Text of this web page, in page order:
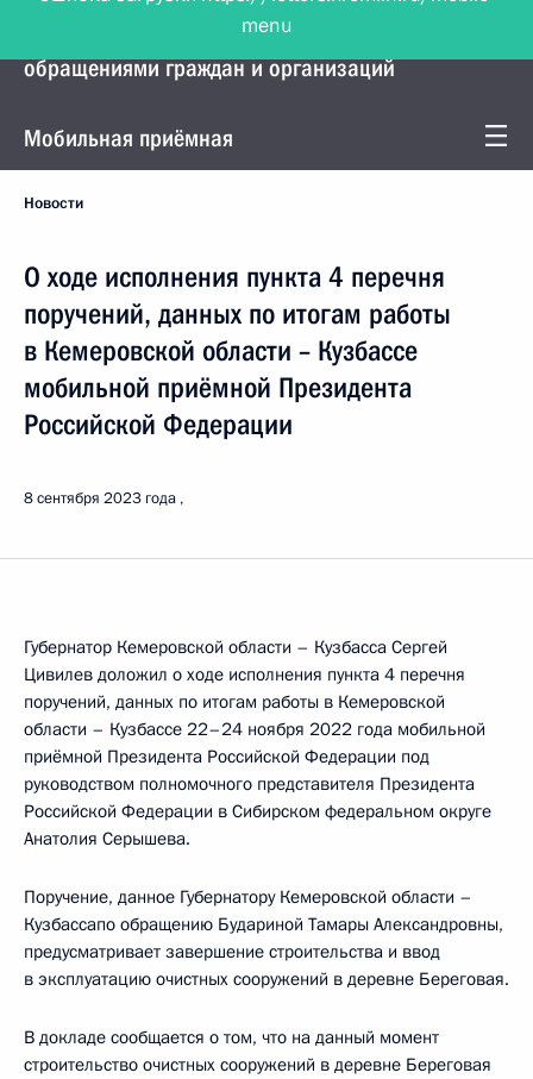
Управление Президента по работе с
обращениями граждан и организаций
Мобильная приёмная
Новости
О ходе исполнения пункта 4 перечня
поручений, данных по итогам работы
в Кемеровской области – Кузбассе
мобильной приёмной Президента
Российской Федерации
8 сентября 2023 года
Губернатор Кемеровской области – Кузбасса Сергей
Цивилев доложил о ходе исполнения пункта 4 перечня
поручений, данных по итогам работы в Кемеровской
области – Кузбассе 22–24 ноября 2022 года мобильной
приёмной Президента Российской Федерации под
руководством полномочного представителя Президента
Российской Федерации в Сибирском федеральном округе
Анатолия Серышева.
Поручение, данное Губернатору Кемеровской области –
Кузбассапо обращению Будариной Тамары Александровны,
предусматривает завершение строительства и ввод
в эксплуатацию очистных сооружений в деревне Береговая.
В докладе сообщается о том, что на данный момент
строительство очистных сооружений в деревне Береговая
menu